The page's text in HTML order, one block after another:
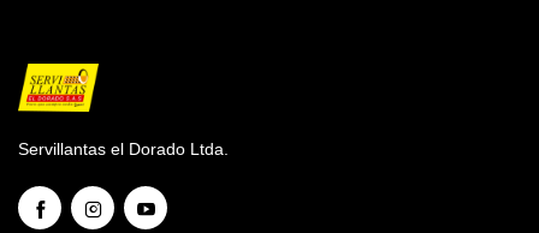
Servillantas el Dorado Ltda.